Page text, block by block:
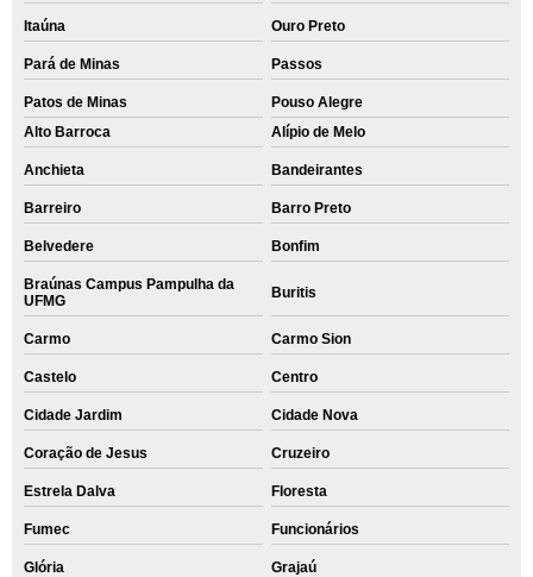
Itaúna Ouro Preto
Pará de Minas Passos
Patos de Minas
Pouso Alegre
Alto Barroca
Alípio de Melo
Anchieta Bandeirantes
Barreiro Barro Preto
Belvedere Bonfim
Braúnas Campus Pampulha da
UFMG
Buritis
Carmo Carmo Sion
Castelo Centro
Cidade Jardim Cidade Nova
Coração de Jesus Cruzeiro
Estrela Dalva Floresta
Fumec Funcionários
Glória Grajaú